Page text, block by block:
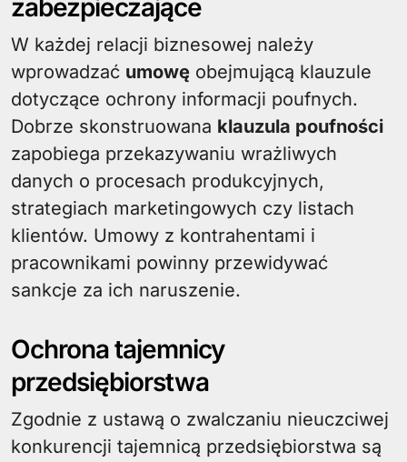
zabezpieczające
W każdej relacji biznesowej należy
wprowadzać umowę obejmującą klauzule
dotyczące ochrony informacji poufnych.
Dobrze skonstruowana klauzula poufności
zapobiega przekazywaniu wrażliwych
danych o procesach produkcyjnych,
strategiach marketingowych czy listach
klientów. Umowy z kontrahentami i
pracownikami powinny przewidywać
sankcje za ich naruszenie.
Ochrona tajemnicy
przedsiębiorstwa
Zgodnie z ustawą o zwalczaniu nieuczciwej
konkurencji tajemnicą przedsiębiorstwa są